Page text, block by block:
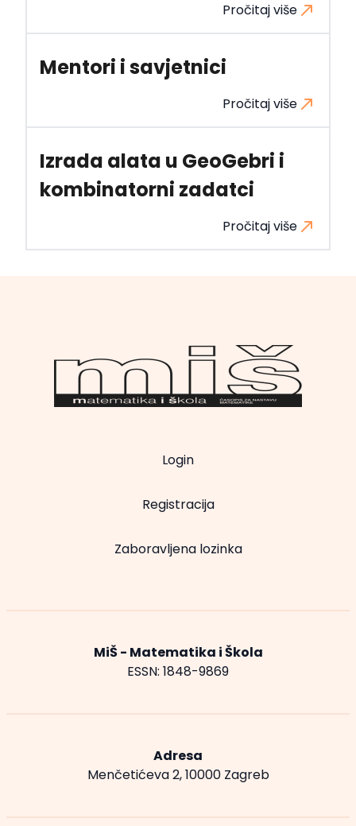
Pročitaj više
Mentori i savjetnici
Pročitaj više
Izrada alata u GeoGebri i
kombinatorni zadatci
Pročitaj više
Login
Registracija
Zaboravljena lozinka
MiŠ - Matematika i Škola
ESSN: 1848-9869
Adresa
Menčetićeva 2, 10000 Zagreb